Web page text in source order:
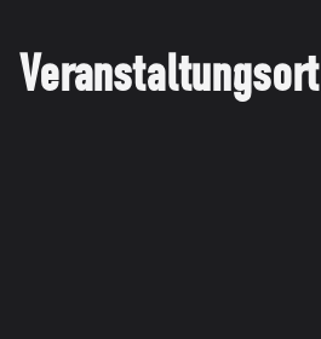
Veranstaltungsort